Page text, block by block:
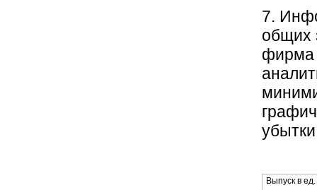
7.
общих
фирма
Выпуск в